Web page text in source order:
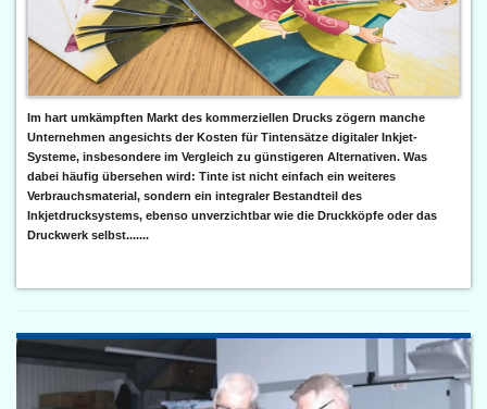
Im hart umkämpften Markt des kommerziellen Drucks zögern manche
Unternehmen angesichts der Kosten für Tintensätze digitaler Inkjet-
Systeme, insbesondere im Vergleich zu günstigeren Alternativen. Was
dabei häufig übersehen wird: Tinte ist nicht einfach ein weiteres
Verbrauchsmaterial, sondern ein integraler Bestandteil des
Inkjetdrucksystems, ebenso unverzichtbar wie die Druckköpfe oder das
Druckwerk selbst.......